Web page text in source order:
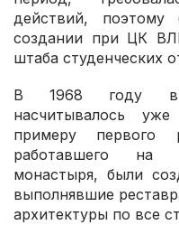
действий,
создании при ЦК
штаба студенческих
В 1968 году в
насчитывалось
примеру первого
работавшего на
монастыря, были
выполнявшие
архитектуры по все